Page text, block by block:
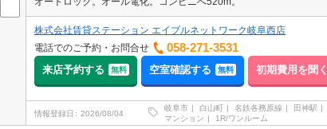
株式会社賃貸ステーション エイブルネットワーク岐阜西店
電話でのご予約・お問合せ
058-271-3531
来店予約する 無料 空室確認する 無料 初期費用を聞く
情報登録日 2026/08/04
岐阜市 白山町 名鉄各務原線 田神駅
マンション
1R/ワンルーム